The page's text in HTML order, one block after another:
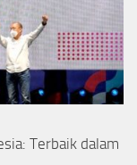
Terbaik dalam